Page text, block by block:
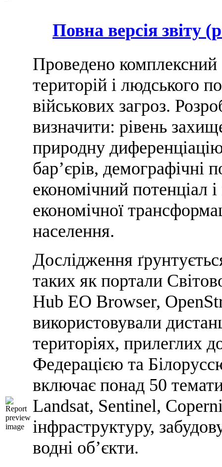
Повна версія звіту
Проведено комплексний
територій і людського
військових загроз.
визначити: рівень
природну
бар’єрів, демографічні
економічний потенціал
економічної
населення.
Дослідження
таких як портали
Hub EO Browser,
використовували
територіях, прилеглих
Федерацією та
включає понад 50
Landsat, Sentinel,
інфраструктуру,
водні об’єкти.